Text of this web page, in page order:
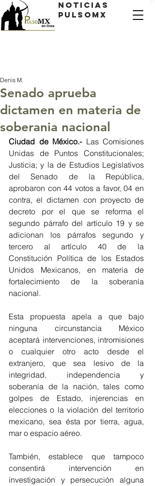
Noticias
PulsoMX
Senado aprueba
dictamen en materia de
soberania nacional
Denis M.
Ciudad de México.- Las Comisiones
Unidas de Puntos Constitucionales;
Justicia; y la de Estudios Legislativos
del Senado de la República,
aprobaron con 44 votos a favor, 04 en
contra, el dictamen con proyecto de
decreto por el que se reforma el
segundo párrafo del artículo 19 y se
adicionan los párrafos segundo y
tercero al artículo 40 de la
Constitución Política de los Estados
Unidos Mexicanos, en materia de
fortalecimiento de la soberanía
nacional.
Esta propuesta apela a que bajo
ninguna circunstancia México
aceptará intervenciones, intromisiones
o cualquier otro acto desde el
extranjero, que sea lesivo de la
integridad, independencia y
soberanía de la nación, tales como
golpes de Estado, injerencias en
elecciones o la violación del territorio
mexicano, sea ésta por tierra, agua,
mar o espacio aéreo.
También, establece que tampoco
consentirá intervención en
investigación y persecución alguna